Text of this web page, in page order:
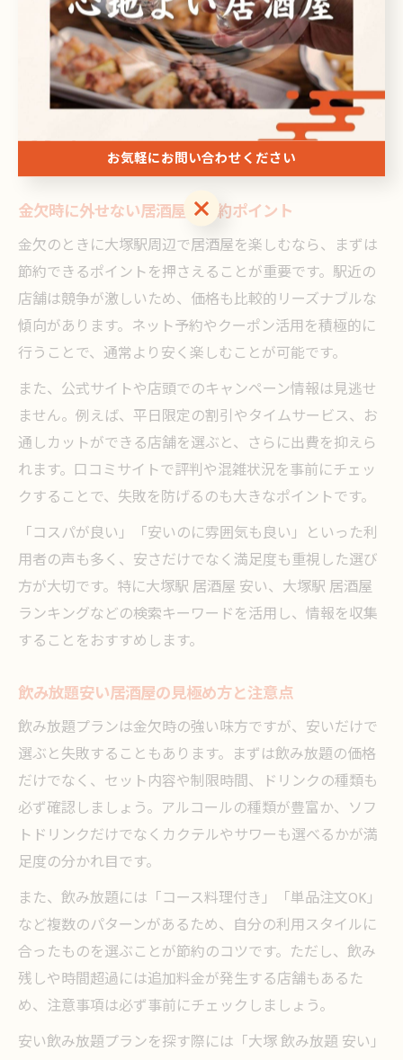
ング情報や口コミを上手に活用し、自分に合った居酒屋
選びを心がけましょう。
節約飲みに最適な居酒屋選びのポ
イント
金欠時に外せない居酒屋の節約ポイント
金欠のときに大塚駅周辺で居酒屋を楽しむなら、まずは
節約できるポイントを押さえることが重要です。駅近の
店舗は競争が激しいため、価格も比較的リーズナブルな
傾向があります。ネット予約やクーポン活用を積極的に
行うことで、通常より安く楽しむことが可能です。
また、公式サイトや店頭でのキャンペーン情報は見逃せ
ません。例えば、平日限定の割引やタイムサービス、お
通しカットができる店舗を選ぶと、さらに出費を抑えら
れます。口コミサイトで評判や混雑状況を事前にチェッ
クすることで、失敗を防げるのも大きなポイントです。
「コスパが良い」「安いのに雰囲気も良い」といった利
用者の声も多く、安さだけでなく満足度も重視した選び
方が大切です。特に大塚駅 居酒屋 安い、大塚駅 居酒屋
ランキングなどの検索キーワードを活用し、情報を収集
することをおすすめします。
飲み放題安い居酒屋の見極め方と注意点
飲み放題プランは金欠時の強い味方ですが、安いだけで
選ぶと失敗することもあります。まずは飲み放題の価格
だけでなく、セット内容や制限時間、ドリンクの種類も
必ず確認しましょう。アルコールの種類が豊富か、ソフ
トドリンクだけでなくカクテルやサワーも選べるかが満
足度の分かれ目です。
また、飲み放題には「コース料理付き」「単品注文OK」
など複数のパターンがあるため、自分の利用スタイルに
合ったものを選ぶことが節約のコツです。ただし、飲み
残しや時間超過には追加料金が発生する店舗もあるた
め、注意事項は必ず事前にチェックしましょう。
安い飲み放題プランを探す際には「大塚 飲み放題 安い」
お気軽にお問い合わせください
お気軽にお問い合わせください